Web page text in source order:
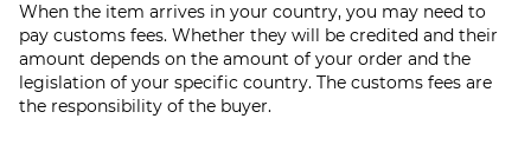
When the item arrives in your country, you may need to
pay customs fees. Whether they will be credited and their
amount depends on the amount of your order and the
legislation of your specific country. The customs fees are
the responsibility of the buyer.